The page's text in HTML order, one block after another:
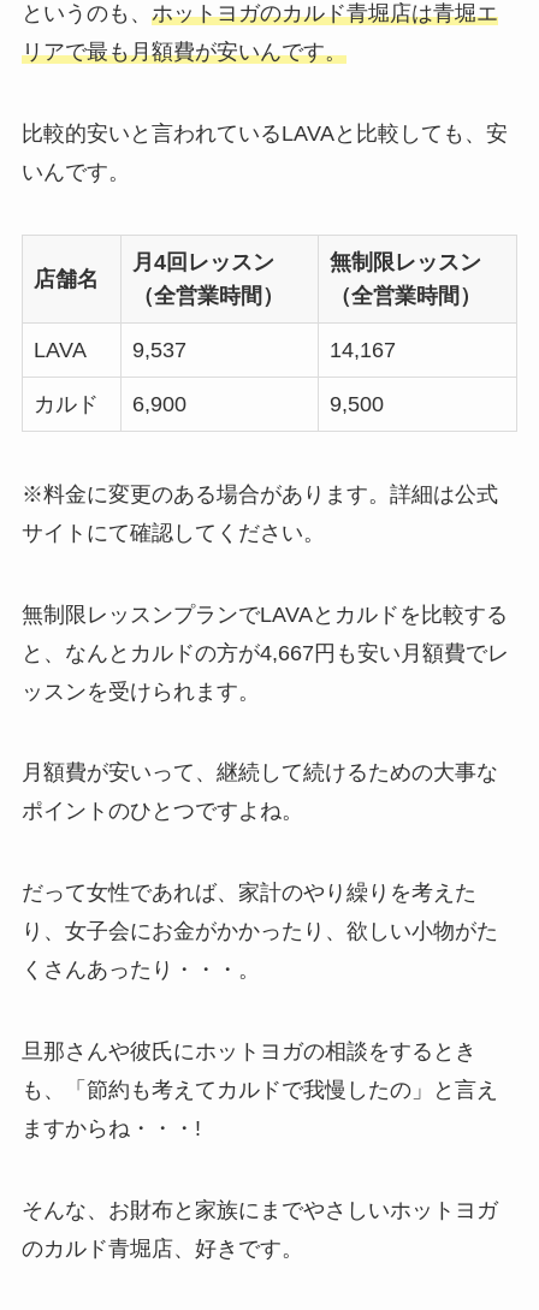
というのも、 ホットヨガのカルド青堀店は青堀エ
リアで最も月額費が安いんです。
比較的安いと言われているLAVAと比較しても、安
いんです。
店舗名
月4回レッスン
（全営業時間）
無制限レッスン
（全営業時間）
LAVA 9,537 14,167
カルド 6,900 9,500
※料金に変更のある場合があります。詳細は公式
サイトにて確認してください。
無制限レッスンプランでLAVAとカルドを比較する
と、なんと カルドの方が4,667円も安い月額費でレ
ッスンを受けられます。
月額費が安いって、継続して続けるための大事な
ポイントのひとつですよね。
だって女性であれば、家計のやり繰りを考えた
り、女子会にお金がかかったり、欲しい小物がた
くさんあったり・・・。
旦那さんや彼氏にホットヨガの相談をするとき
も、「節約も考えてカルドで我慢したの」と言え
ますからね・・・!
そんな、お財布と家族にまでやさしいホットヨガ
のカルド青堀店、好きです。